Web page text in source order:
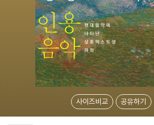
사이즈비교 공유하기